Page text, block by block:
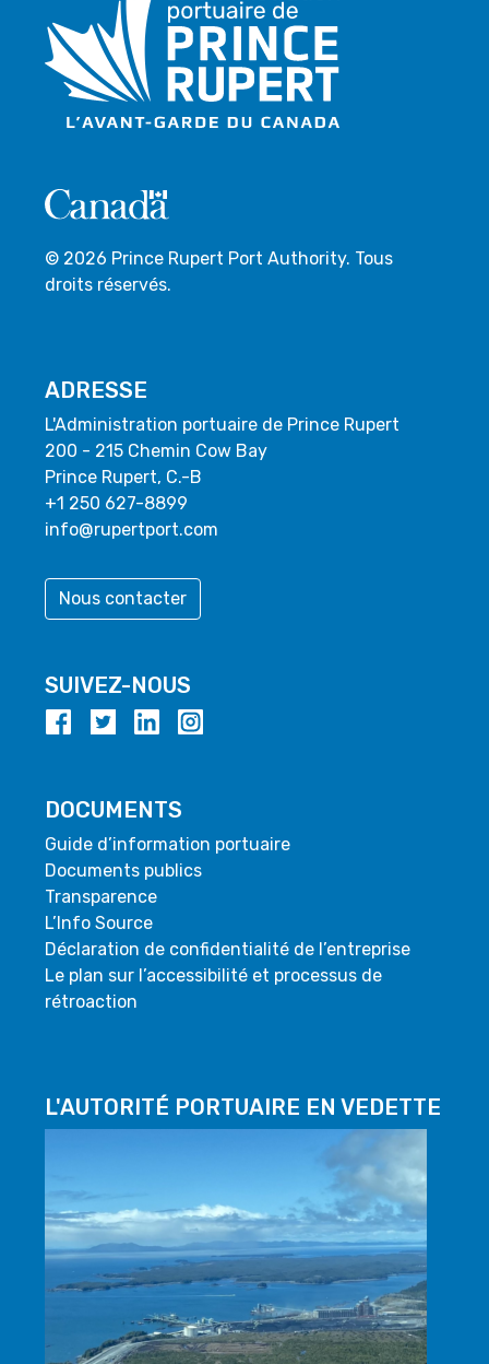
© 2026 Prince Rupert Port Authority. Tous
droits réservés.
ADRESSE
L'Administration portuaire de Prince Rupert
200 - 215 Chemin Cow Bay
Prince Rupert, C.-B
+1 250 627-8899
info@rupertport.com
Nous contacter
SUIVEZ-NOUS
DOCUMENTS
Guide d’information portuaire
Documents publics
Transparence
L’Info Source
Déclaration de confidentialité de l’entreprise
Le plan sur l’accessibilité et processus de
rétroaction
L'AUTORITÉ PORTUAIRE EN VEDETTE